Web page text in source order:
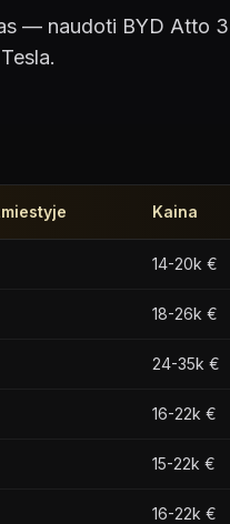
— naudoti BYD Atto
Kaina
14-20k €
18-26k €
24-35k €
16-22k €
15-22k €
16-22k €